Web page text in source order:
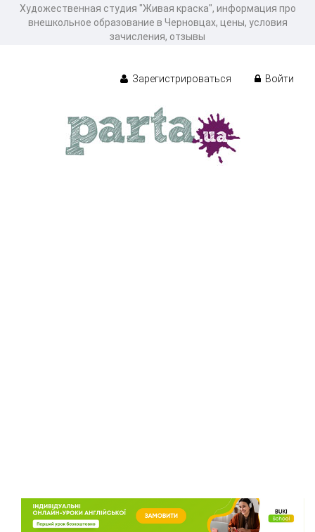
Художественная студия "Живая краска", информация про
внешкольное образование в Черновцах, цены, условия
зачисления, отзывы
Зарегистрироваться Войти